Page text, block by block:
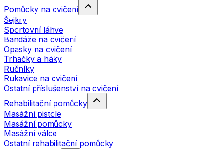
Pomůcky na cvičení
Šejkry
Sportovní láhve
Bandáže na cvičení
Opasky na cvičení
Trhačky a háky
Ručníky
Rukavice na cvičení
Ostatní příslušenství na cvičení
Rehabilitační pomůcky
Masážní pistole
Masážní pomůcky
Masážní válce
Ostatní rehabilitační pomůcky